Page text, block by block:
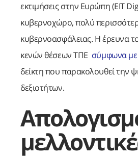
εκτιμήσεις στην Ευρώπη (EIT
κυβερνοχώρο, πολύ
κυβερνοασφάλειας. Η έρευνα
κενών θέσεων ΤΠΕ σύμφωνα με
δείκτη που παρακολουθεί την
δεξιοτήτων.